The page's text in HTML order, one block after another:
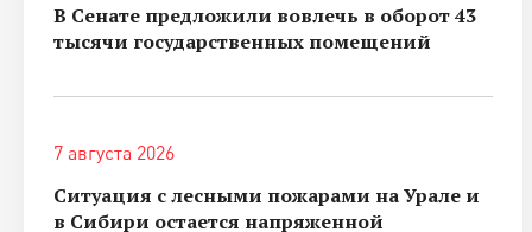
В Сенате предложили вовлечь в оборот 43
тысячи государственных помещений
7 августа 2026
Ситуация с лесными пожарами на Урале и
в Сибири остается напряженной